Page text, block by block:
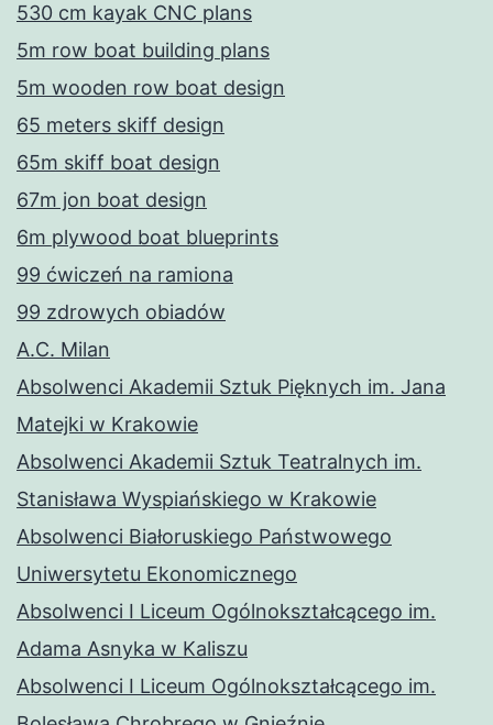
530 cm kayak CNC plans
5m row boat building plans
5m wooden row boat design
65 meters skiff design
65m skiff boat design
67m jon boat design
6m plywood boat blueprints
99 ćwiczeń na ramiona
99 zdrowych obiadów
A.C. Milan
Absolwenci Akademii Sztuk Pięknych im. Jana
Matejki w Krakowie
Absolwenci Akademii Sztuk Teatralnych im.
Stanisława Wyspiańskiego w Krakowie
Absolwenci Białoruskiego Państwowego
Uniwersytetu Ekonomicznego
Absolwenci I Liceum Ogólnokształcącego im.
Adama Asnyka w Kaliszu
Absolwenci I Liceum Ogólnokształcącego im.